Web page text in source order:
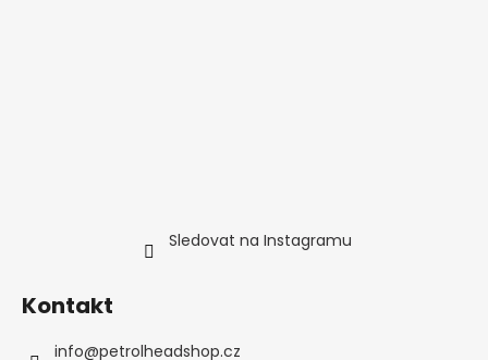
Sledovat na Instagramu
Kontakt
info@petrolheadshop.cz